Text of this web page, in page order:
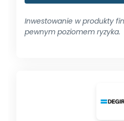
Inwestowanie w produkty
pewnym poziomem ryzyka.